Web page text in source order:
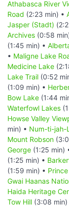
Athabasca River
Road (2:23 min) •
Jasper (Stadt)
Archives (0:58
(1:45 min) •
• Maligne Lake
Medicine Lake
Lake Trail (0:52
(1:09 min) •
Bow Lake (1:44
Waterfowl Lakes
Howse Valley
min) • Num-ti-jah-
Mount Robson
George (1:25 min)
(1:25 min) •
(1:59 min) •
Gwai Haanas
Haida Heritage
Tow Hill (3:08 min)